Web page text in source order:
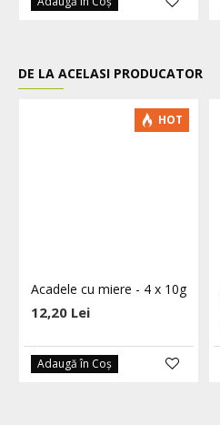
DE LA ACELASI PRODUCATOR
HOT
Acadele cu miere - 4 x 10g
12,20 Lei
Adaugă în Coş